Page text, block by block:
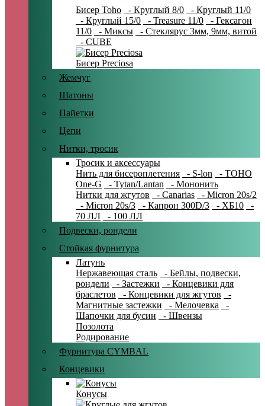
Бисер Toho - Круглый 8/0
- Круглый 11/0
- Круглый 15/0
- Treasure 11/0
- Гексагон
11/0
- Миксы
- Стеклярус 3мм, 9мм, витой
- CUBE
Бисер Preciosa
Жемчуг
Шатоны
Пайетки
Цепи
Нитки, тросик
Тросик и аксессуары
Нить для бисероплетения
- S-lon
- TOHO
One-G
- Tytan/Lantan
- Мононить
Нитки для жгутов
- Canarias
- Micron 20s/2
- Micron 20s/3
- Капрон 300D/3 - ХБ10
-
70 ЛЛ
- 100 ЛЛ
Подвески, рондели
Стойкая фурнитура
Латунь
Нержавеющая сталь
- Бейлы, подвески,
рондели
- Застежки
- Концевики для
браслетов
- Концевики для жгутов
-
Магнитные застежки
- Мелочевка
-
Шапочки для бусин
- Швензы
Позолота
Родирование
Фурнитура CYMBAL
Концевики
Конусы